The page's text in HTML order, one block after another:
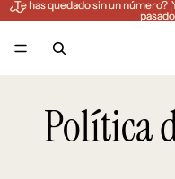
¿Te has quedado sin un número?
¿Te has quedado sin un número?
Política